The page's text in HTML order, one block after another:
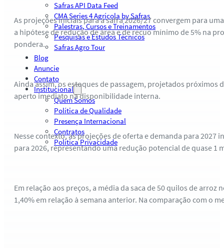
Safras API Data Feed
CMA Series 4 Agrícola by Safras
Palestras, Cursos e Treinamentos
Pesquisas e Estudos Técnicos
Safras Agro Tour
Blog
Anuncie
Contato
Institucional
Quem Somos
Política de Qualidade
Presença Internacional
Contratos
Política Privacidade
As projeções iniciais para a safra 2026/27 convergem para
a hipótese de redução de área e de recuo mínimo de 5% na
pondera.
Ainda assim, os estoques de passagem, projetados
aperto imediato na disponibilidade interna.
Nesse contexto, as projeções de oferta e demanda para
para 2026, representando uma redução potencial de quase 1
Em relação aos preços, a média da saca de 50 quilos de
1,40% em relação à semana anterior. Na comparação com o